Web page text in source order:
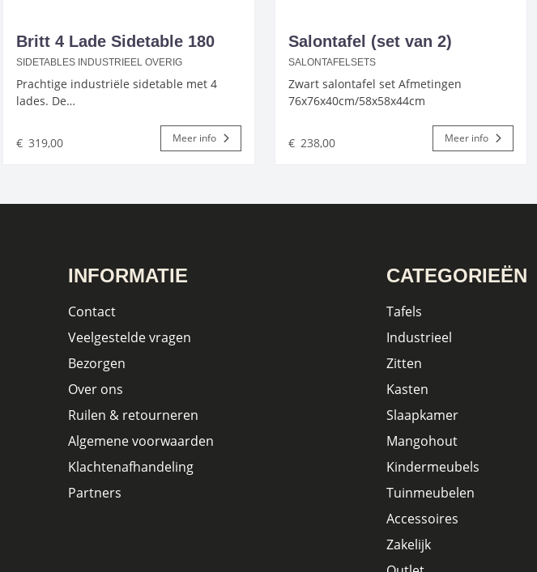
Britt 4 Lade Sidetable 180
SIDETABLES INDUSTRIEEL OVERIG
Prachtige industriële sidetable met 4
lades. De…
€ 319,00 Meer info
Salontafel (set van 2)
SALONTAFELSETS
Zwart salontafel set Afmetingen
76x76x40cm/58x58x44cm
€ 238,00 Meer info
INFORMATIE
Contact
Veelgestelde vragen
Bezorgen
Over ons
Ruilen & retourneren
Algemene voorwaarden
Klachtenafhandeling
Partners
CATEGORIEËN
Tafels
Industrieel
Zitten
Kasten
Slaapkamer
Mangohout
Kindermeubels
Tuinmeubelen
Accessoires
Zakelijk